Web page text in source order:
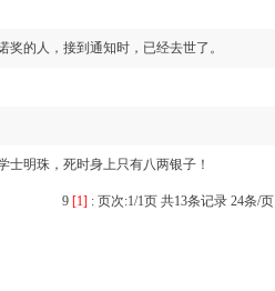
的人，接到通知时，已经去世了。
士明珠，死时身上只有八两银子！
9 [1] :页次:1/1页 共13条记录 24条/页